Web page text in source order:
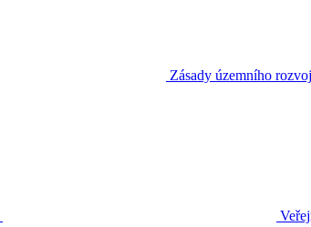
Zásady územního